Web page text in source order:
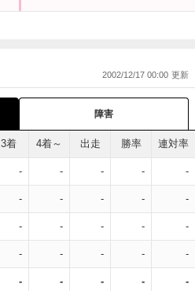
2002/12/17 00:00
障害
3着 4着～ 出走 勝率 連対率
- - - - -
- - - - -
- - - - -
- - - - -
- - - - -